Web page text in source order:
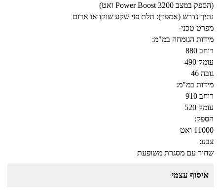
(הספק במצב Power Boost 3200 ואט)
נתיך נדרש (אמפר): תלת פזי שקע שוקו או אדום
מפרט טכני-
מידות הגומחה במ"מ:
רוחב 880
עומק 490
גובה 46
מידות במ"מ:
רוחב 910
עומק 520
הספק:
11000 ואט
צבע:
שחור עם מסגרת משופעת
איסוף עצמי